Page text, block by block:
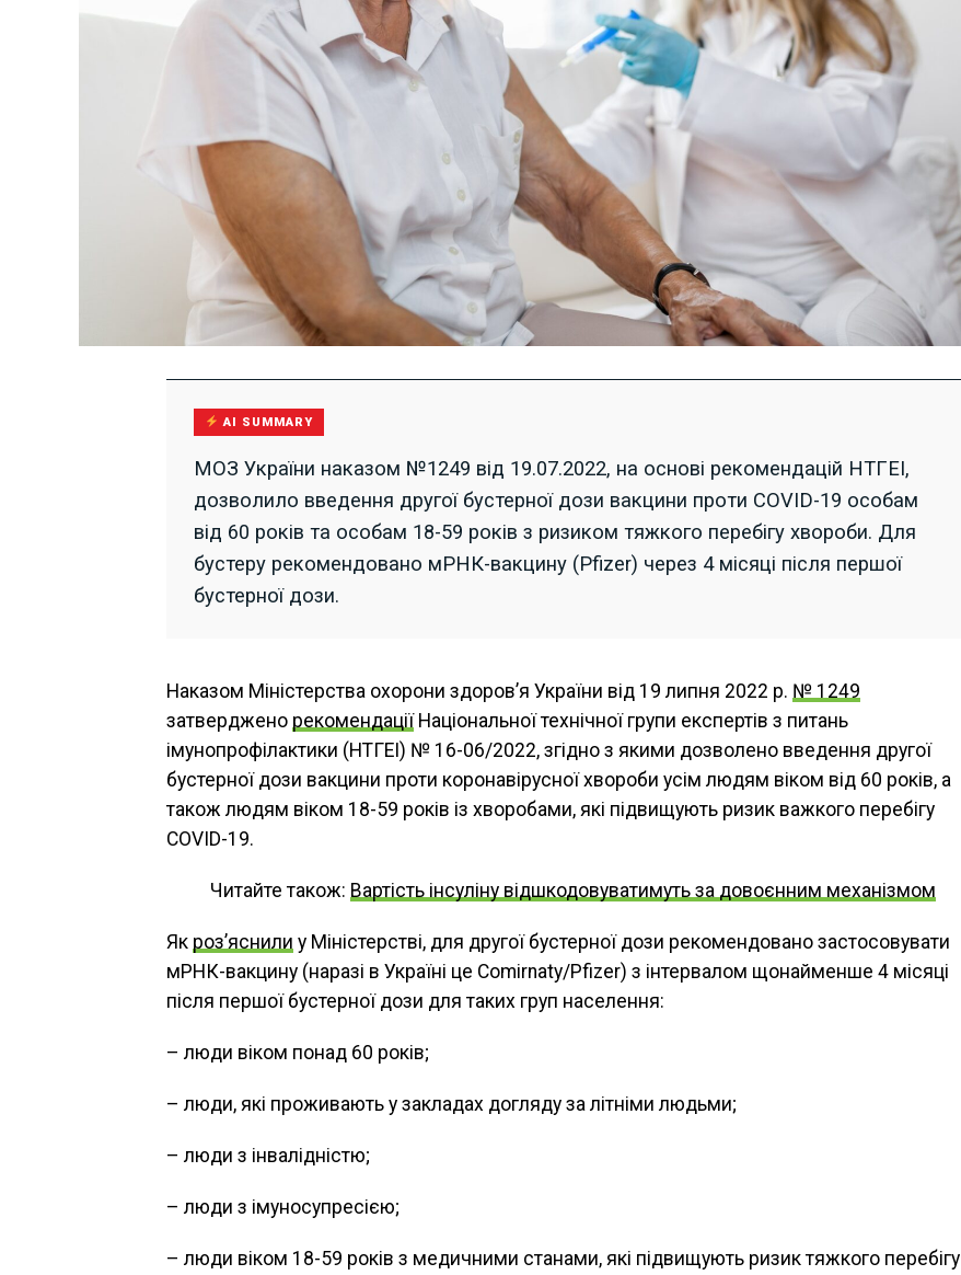
AI SUMMARY
МОЗ України наказом №1249 від 19.07.2022, на основі рекомендацій НТГЕІ,
дозволило введення другої бустерної дози вакцини проти COVID-19 особам
від 60 років та особам 18-59 років з ризиком тяжкого перебігу хвороби. Для
бустеру рекомендовано мРНК-вакцину (Pfizer) через 4 місяці після першої
бустерної дози.
Наказом Міністерства охорони здоров’я України від 19 липня 2022 р. № 1249
затверджено рекомендаціїНаціональної технічної групи експертів з питань
імунопрофілактики (НТГЕІ) № 16-06/2022, згідно з якими дозволено введення другої
бустерної дози вакцини проти коронавірусної хвороби усім людям віком від 60 років, а
також людям віком 18-59 років із хворобами, які підвищують ризик важкого перебігу
COVID-19.
Читайте також: Вартість інсуліну відшкодовуватимуть за довоєнним механізмом
Як роз’яснили у Міністерстві, для другої бустерної дози рекомендовано застосовувати
мРНК-вакцину (наразі в Україні це Comirnaty/Pfizer) з інтервалом щонайменше 4 місяці
після першої бустерної дози для таких груп населення:
– люди віком понад 60 років;
– люди, які проживають у закладах догляду за літніми людьми;
– люди з інвалідністю;
– люди з імуносупресією;
– люди віком 18-59 років з медичними станами, які підвищують ризик тяжкого перебігу